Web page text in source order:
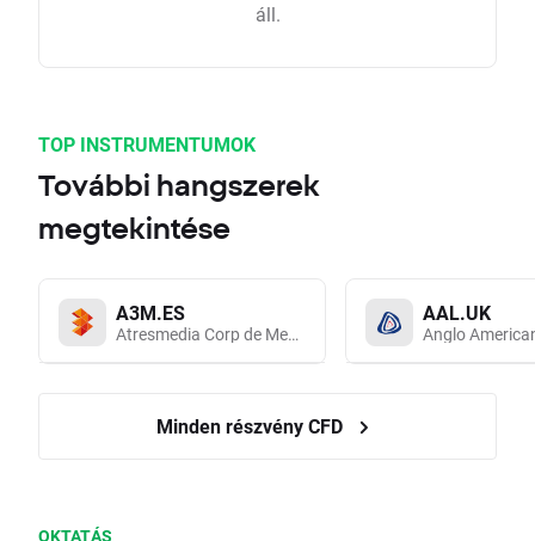
áll.
TOP INSTRUMENTUMOK
További hangszerek
megtekintése
A3M.ES
Atresmedia Corp de Medios de Comunicacion SA
AAL.UK
Anglo
Minden részvény CFD
OKTATÁS